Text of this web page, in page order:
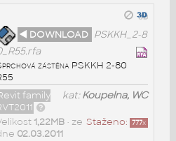
◄ DOWNLOAD PSKKH_2-8
zástěna PSKKH 2-80
kat:Koupelna, WC
family
Staženo: 777x
1,22MB• ze
02.03.2011